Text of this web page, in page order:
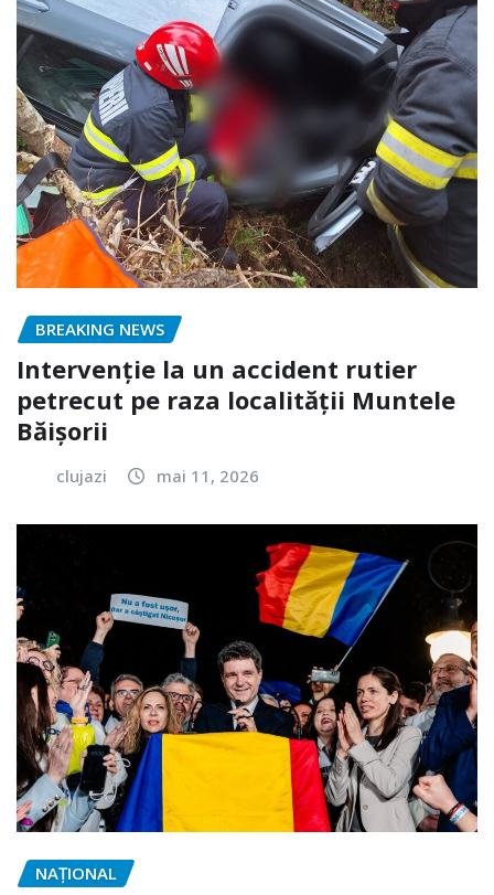
BREAKING NEWS
Intervenție la un accident rutier
petrecut pe raza localității Muntele
Băișorii
clujazi mai 11, 2026
NAŢIONAL